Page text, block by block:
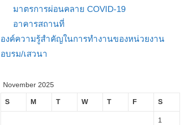
มาตรการผ่อนคลาย COVID-19
อาคารสถานที่
องค์ความรู้สำคัญในการทำงานของหน่วยงาน
อบรม/เสวนา
November 2025
S M T W T F S
1